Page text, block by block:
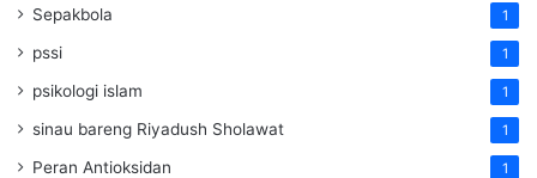
Sepakbola 1
pssi 1
psikologi islam 1
sinau bareng Riyadush Sholawat 1
Peran Antioksidan 1